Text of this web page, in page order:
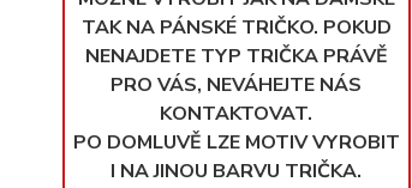
TAK NA PÁNSKÉ TRIČKO. POKUD
NENAJDETE TYP TRIČKA PRÁVĚ
PRO VÁS, NEVÁHEJTE NÁS
KONTAKTOVAT.
PO DOMLUVĚ LZE MOTIV VYROBIT
I NA JINOU BARVU TRIČKA.